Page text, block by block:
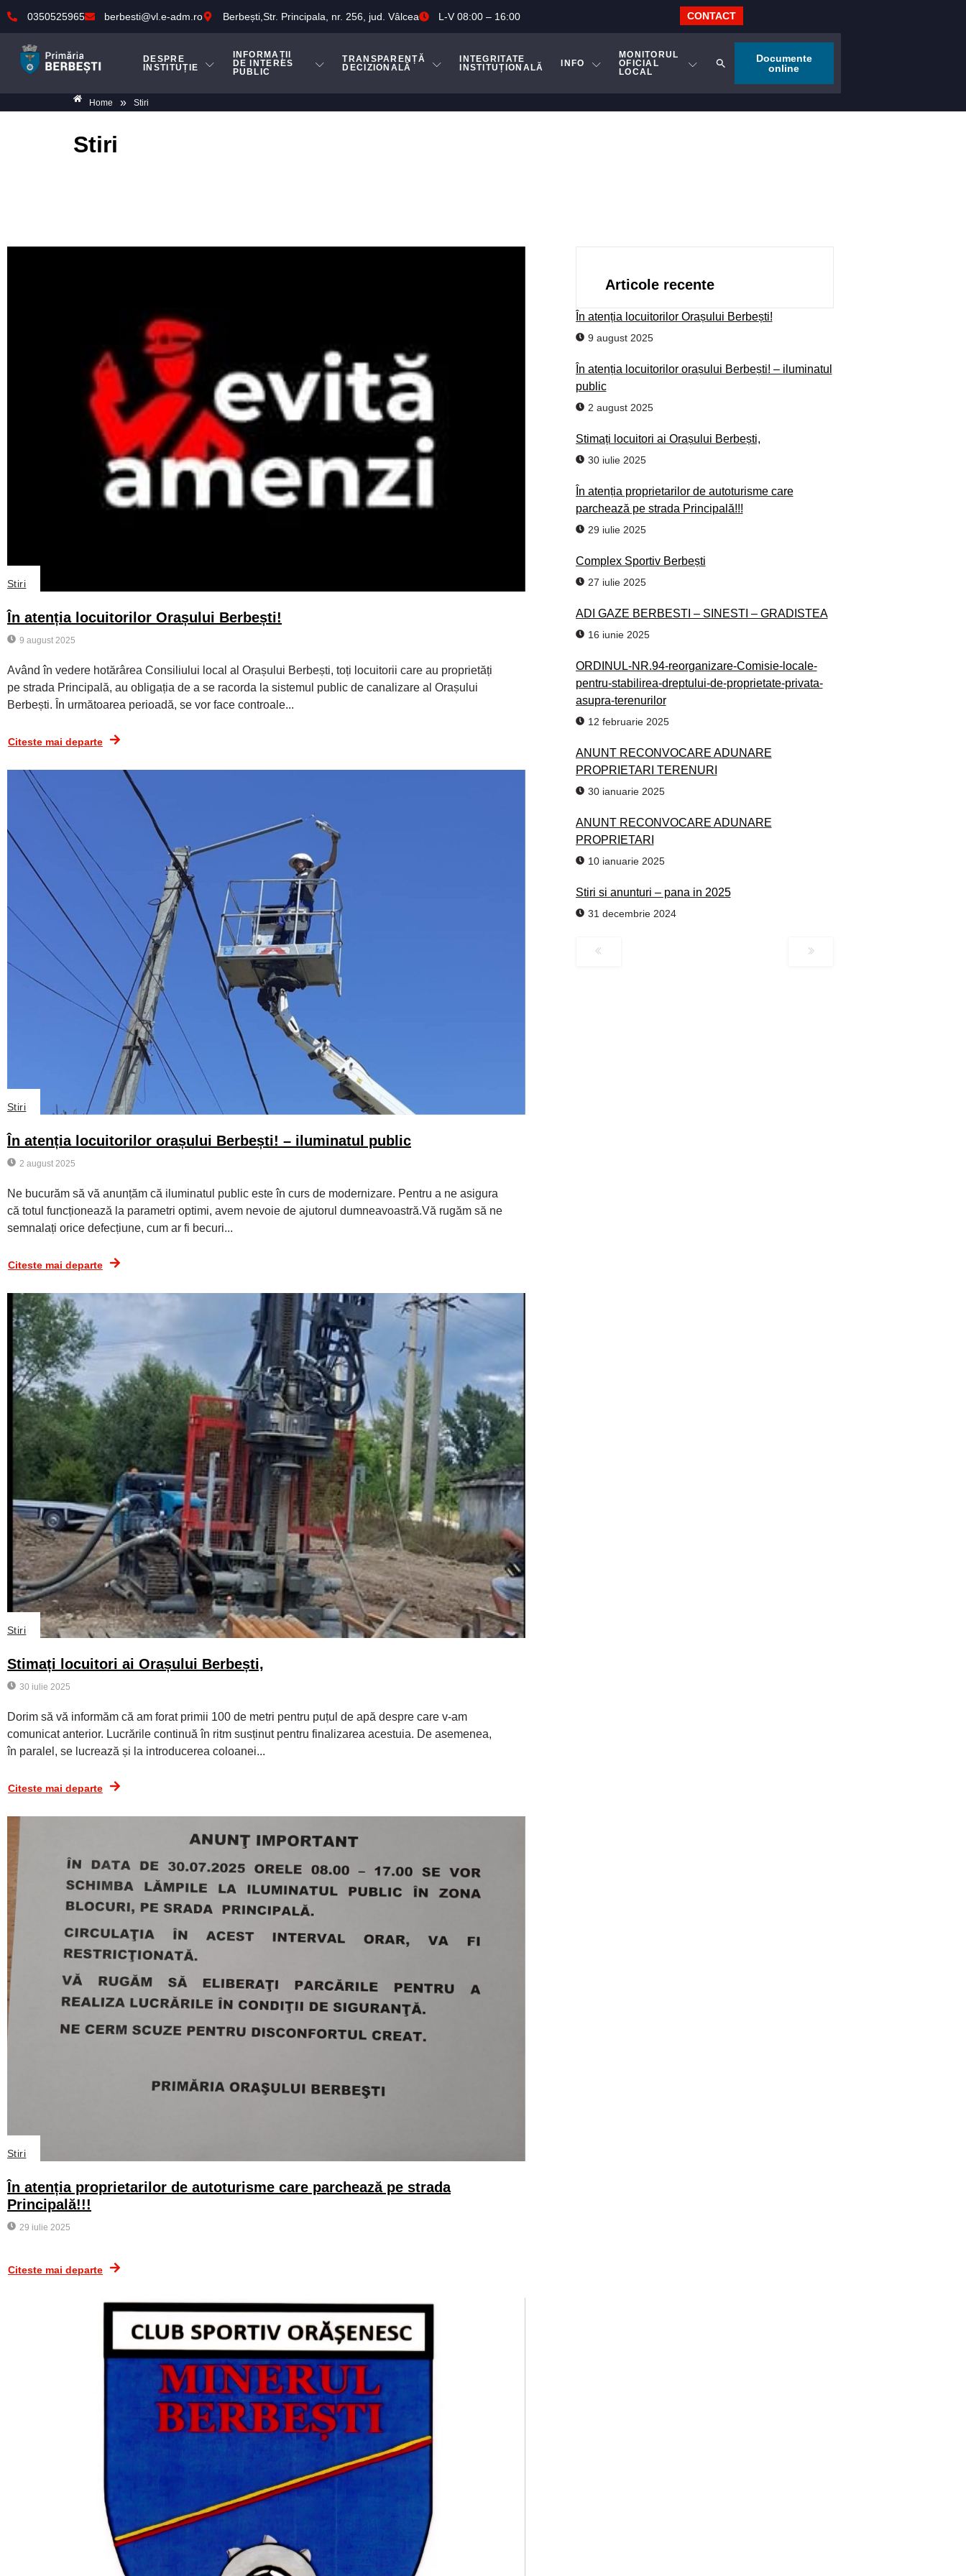
0350525965 berbesti@vl.e-adm.ro Berbești,Str. Principala, nr. 256, jud. Vâlcea L-V 08:00 – 16:00 CONTACT
DESPRE
INSTITUȚIE
INFORMAȚII
DE INTERES
PUBLIC
TRANSPARENȚĂ
DECIZIONALĂ
INTEGRITATE
INSTITUȚIONALĂ
INFO
MONITORUL
OFICIAL
LOCAL
Documente
online
Home » Stiri
Stiri
Stiri
În atenția locuitorilor Orașului Berbești!
9 august 2025
Având în vedere hotărârea Consiliului local al Orașului Berbești, toți locuitorii care au proprietăți
pe strada Principală, au obligația de a se racorda la sistemul public de canalizare al Orașului
Berbești. În următoarea perioadă, se vor face controale...
Citeste mai departe
Stiri
În atenția locuitorilor orașului Berbești! – iluminatul public
2 august 2025
Ne bucurăm să vă anunțăm că iluminatul public este în curs de modernizare. Pentru a ne asigura
că totul funcționează la parametri optimi, avem nevoie de ajutorul dumneavoastră.Vă rugăm să ne
semnalați orice defecțiune, cum ar fi becuri...
Citeste mai departe
Stiri
Stimați locuitori ai Orașului Berbești,
30 iulie 2025
Dorim să vă informăm că am forat primii 100 de metri pentru puțul de apă despre care v-am
comunicat anterior. Lucrările continuă în ritm susținut pentru finalizarea acestuia. De asemenea,
în paralel, se lucrează și la introducerea coloanei...
Citeste mai departe
Stiri
În atenția proprietarilor de autoturisme care parchează pe strada
Principală!!!
29 iulie 2025
Citeste mai departe
Articole recente
În atenția locuitorilor Orașului Berbești!
9 august 2025
În atenția locuitorilor orașului Berbești! – iluminatul
public
2 august 2025
Stimați locuitori ai Orașului Berbești,
30 iulie 2025
În atenția proprietarilor de autoturisme care
parchează pe strada Principală!!!
29 iulie 2025
Complex Sportiv Berbești
27 iulie 2025
ADI GAZE BERBESTI – SINESTI – GRADISTEA
16 iunie 2025
ORDINUL-NR.94-reorganizare-Comisie-locale-
pentru-stabilirea-dreptului-de-proprietate-privata-
asupra-terenurilor
12 februarie 2025
ANUNT RECONVOCARE ADUNARE
PROPRIETARI TERENURI
30 ianuarie 2025
ANUNT RECONVOCARE ADUNARE
PROPRIETARI
10 ianuarie 2025
Stiri si anunturi – pana in 2025
31 decembrie 2024